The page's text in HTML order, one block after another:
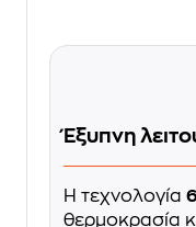
Έξυπνη
Η τεχνολογία
θερμοκρασία